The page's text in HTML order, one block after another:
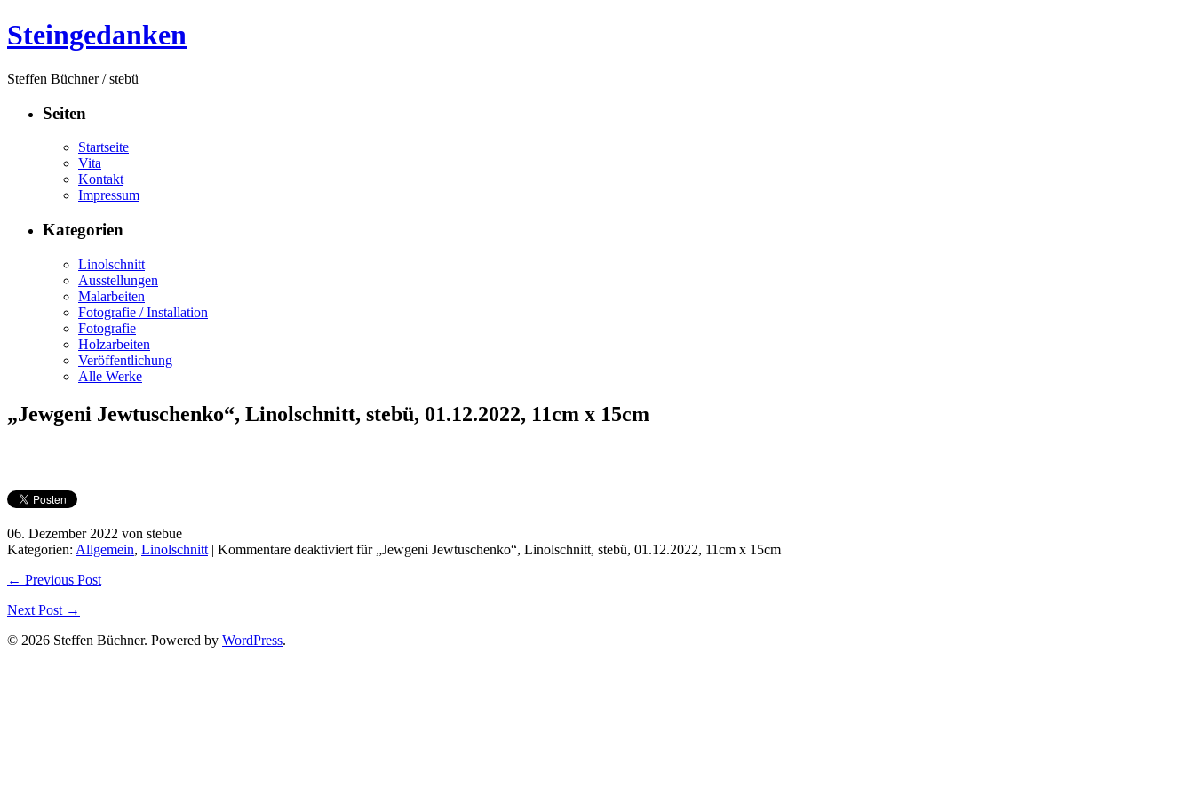
Steingedanken
Steffen Büchner / stebü
Seiten
Startseite
Vita
Kontakt
Impressum
Kategorien
Linolschnitt
Ausstellungen
Malarbeiten
Fotografie / Installation
Fotografie
Holzarbeiten
Veröffentlichung
Alle Werke
„Jewgeni Jewtuschenko“, Linolschnitt, stebü, 01.12.2022, 11cm x 15cm
06. Dezember 2022 von stebue
Kategorien: Allgemein, Linolschnitt | Kommentare deaktiviert für „Jewgeni Jewtuschenko“, Linolschnitt, stebü, 01.12.2022, 11cm x 15cm
← Previous Post
Next Post →
© 2026 Steffen Büchner. Powered by WordPress.